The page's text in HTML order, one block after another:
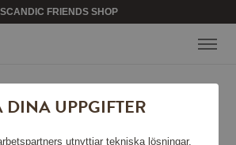
SCANDIC FRIENDS SHOP
/Resväskor /
Digital Yellow
DINA UPPGIFTER
utnyttjar tekniska lösningar,